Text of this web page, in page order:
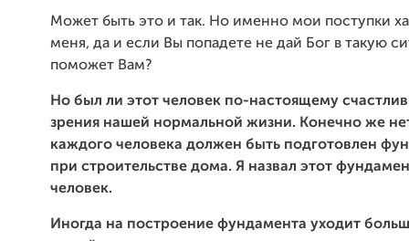
Может быть это и так. Но именно мои поступки
меня, да и если Вы попадете не дай Бог в такую
поможет Вам?
Но был ли этот человек по-настоящему
зрения нашей нормальной жизни. Конечно же
каждого человека должен быть подготовлен
при строительстве дома. Я назвал этот
человек.
Иногда на построение фундамента уходит